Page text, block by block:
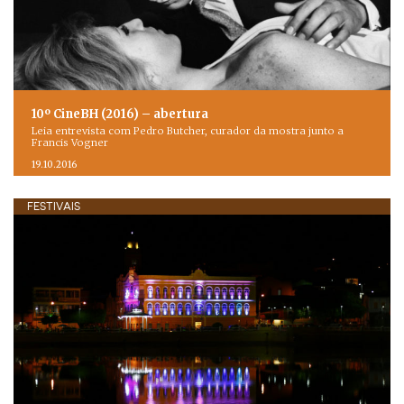
10º CineBH (2016) – abertura
Leia entrevista com Pedro Butcher, curador da mostra junto a
Francis Vogner
19.10.2016
FESTIVAIS